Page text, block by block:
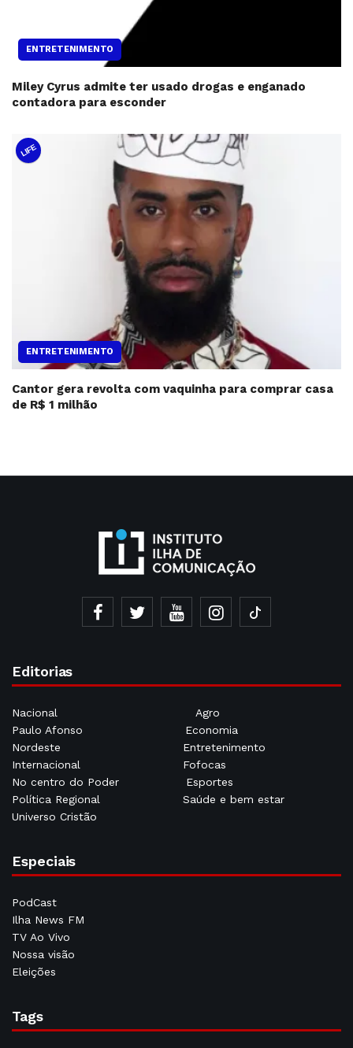
ENTRETENIMENTO
Miley Cyrus admite ter usado drogas e enganado
contadora para esconder
LIFE
ENTRETENIMENTO
Cantor gera revolta com vaquinha para comprar casa
de R$ 1 milhão
Editorias
Nacional
Agro
Paulo Afonso
Economia
Nordeste
Entretenimento
Internacional
Fofocas
No centro do Poder
Esportes
Política Regional
Saúde e bem estar
Universo Cristão
Especiais
PodCast
Ilha News FM
TV Ao Vivo
Nossa visão
Eleições
Tags